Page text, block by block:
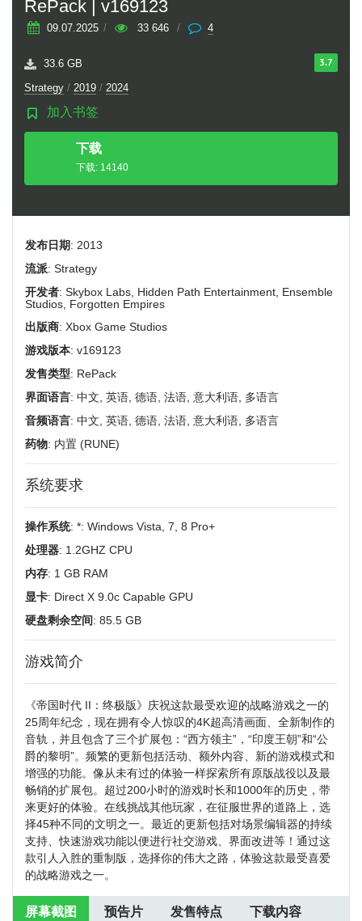
RePack | v169123
09.07.2025 / 33 646 / 4
3.7
33.6 GB
Strategy / 2019 / 2024
加入书签
下载
种子
下载: 14140
发布日期: 2013
流派: Strategy
开发者: Skybox Labs, Hidden Path Entertainment, Ensemble
Studios, Forgotten Empires
出版商: Xbox Game Studios
游戏版本: v169123
发售类型: RePack
界面语言: 中文, 英语, 德语, 法语, 意大利语, 多语言
音频语言: 中文, 英语, 德语, 法语, 意大利语, 多语言
药物: 内置 (RUNE)
系统要求
操作系统: *: Windows Vista, 7, 8 Pro+
处理器: 1.2GHZ CPU
内存: 1 GB RAM
显卡: Direct X 9.0c Capable GPU
硬盘剩余空间: 85.5 GB
游戏简介
《帝国时代 II：终极版》庆祝这款最受欢迎的战略游戏之一的
25周年纪念，现在拥有令人惊叹的4K超高清画面、全新制作的
音轨，并且包含了三个扩展包：“西方领主”，“印度王朝”和“公
爵的黎明”。频繁的更新包括活动、额外内容、新的游戏模式和
增强的功能。像从未有过的体验一样探索所有原版战役以及最
畅销的扩展包。超过200小时的游戏时长和1000年的历史，带
来更好的体验。在线挑战其他玩家，在征服世界的道路上，选
择45种不同的文明之一。最近的更新包括对场景编辑器的持续
支持、快速游戏功能以便进行社交游戏、界面改进等！通过这
款引人入胜的重制版，选择你的伟大之路，体验这款最受喜爱
的战略游戏之一。
屏幕截图 预告片 发售特点 下载内容